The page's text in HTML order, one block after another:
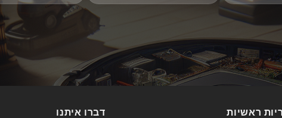
ראשיות דברו איתנו